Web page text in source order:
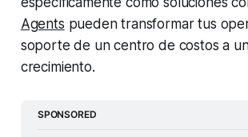
Agents pueden transformar tus
soporte de un centro de costos a
crecimiento.
SPONSORED